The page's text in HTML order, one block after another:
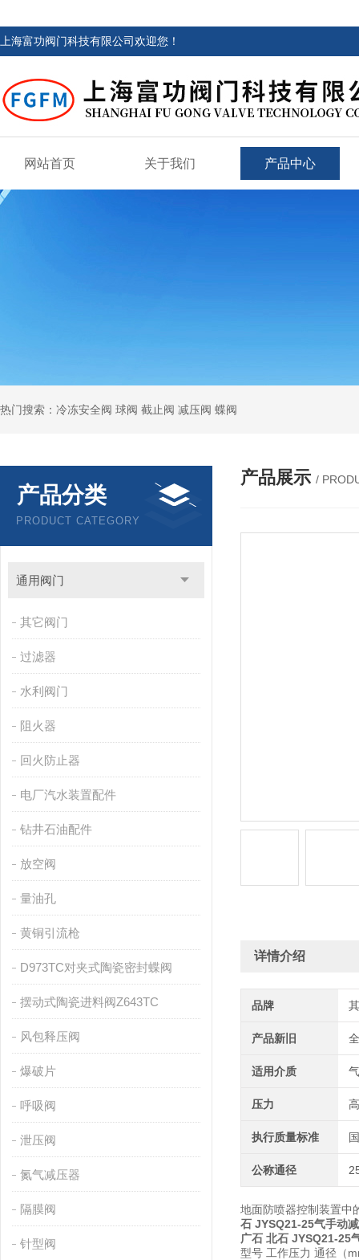
上海富功阀门科技有限公司欢迎您！
网站首页 关于我们 产品中心
热门搜索：冷冻安全阀 球阀 截止阀 减压阀 蝶阀
产品分类
PRODUCT CATEGORY
通用阀门
其它阀门
过滤器
水利阀门
阻火器
回火防止器
电厂汽水装置配件
钻井石油配件
放空阀
量油孔
黄铜引流枪
D973TC对夹式陶瓷密封蝶阀
摆动式陶瓷进料阀Z643TC
风包释压阀
爆破片
呼吸阀
泄压阀
氮气减压器
隔膜阀
针型阀
产品展示 /
详情介绍
品牌
产品新旧
适用介质
压力
执行质量标准
公称通径
地面防喷器控制装置中
石 JYSQ21-25气手动
广石 北石 JYSQ21-25
型号 工作压力 通径（